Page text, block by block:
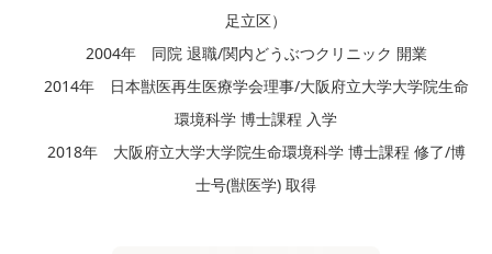
足立区）
2004年 同院 退職/関内どうぶつクリニック 開業
2014年 日本獣医再生医療学会理事/大阪府立大学大学院生命
環境科学 博士課程 入学
2018年 大阪府立大学大学院生命環境科学 博士課程 修了/博
士号(獣医学) 取得